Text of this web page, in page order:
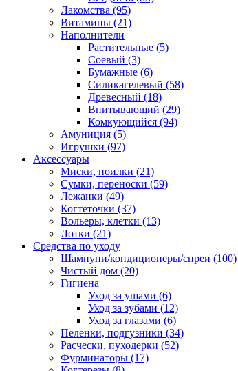
Лакомства (95)
Витамины (21)
Наполнители
Растительные (5)
Соевый (3)
Бумажные (6)
Силикагелевый (58)
Древесный (18)
Впитывающий (29)
Комкующийся (94)
Амуниция (5)
Игрушки (97)
Аксессуары
Миски, поилки (21)
Сумки, переноски (59)
Лежанки (49)
Когтеточки (37)
Вольеры, клетки (13)
Лотки (21)
Средства по уходу
Шампуни/кондиционеры/спреи (100)
Чистый дом (20)
Гигиена
Уход за ушами (6)
Уход за зубами (12)
Уход за глазами (6)
Пеленки, подгузники (34)
Расчески, пуходерки (52)
Фурминаторы (17)